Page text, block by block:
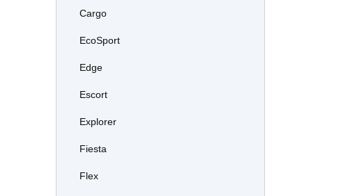
Cargo
EcoSport
Edge
Escort
Explorer
Fiesta
Flex